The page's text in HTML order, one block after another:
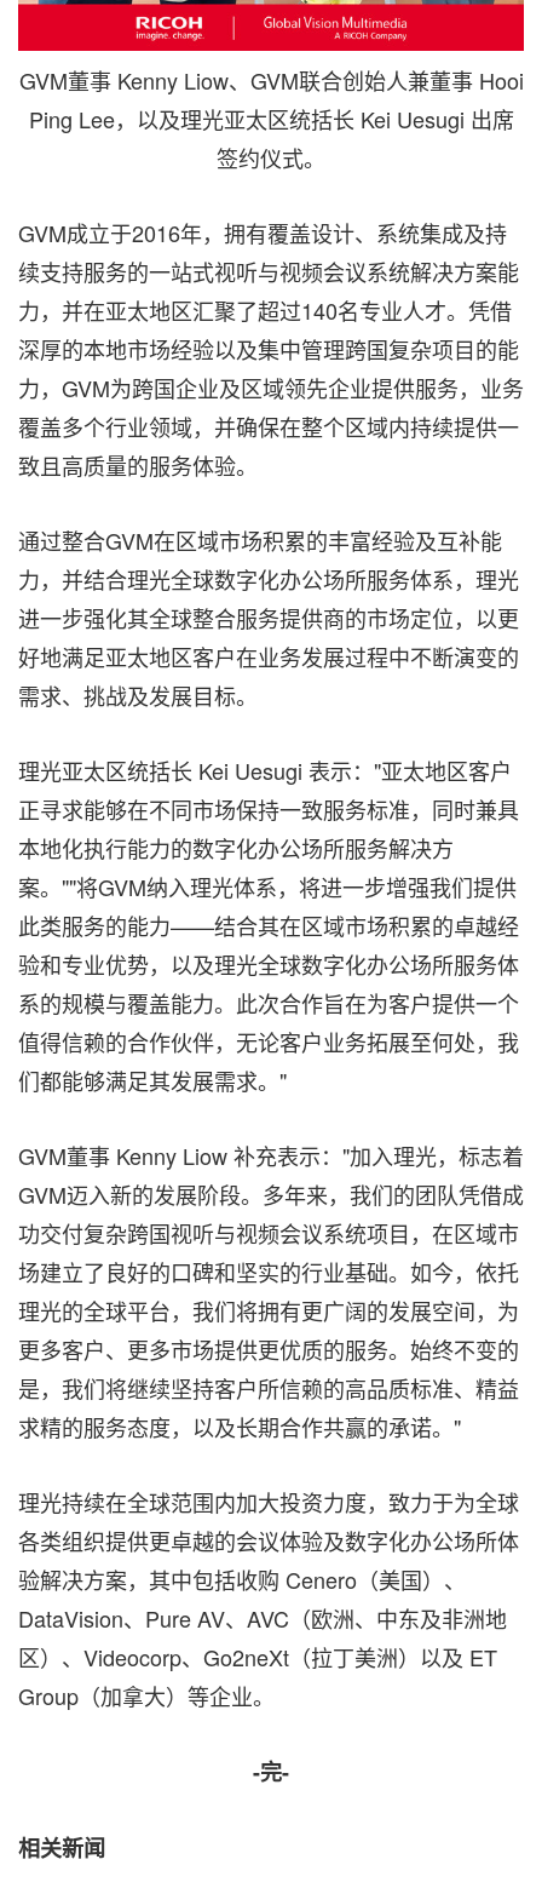
GVM董事 Kenny Liow、GVM联合创始人兼董事 Hooi
Ping Lee，以及理光亚太区统括长 Kei Uesugi 出席
签约仪式。
GVM成立于2016年，拥有覆盖设计、系统集成及持
续支持服务的一站式视听与视频会议系统解决方案能
力，并在亚太地区汇聚了超过140名专业人才。凭借
深厚的本地市场经验以及集中管理跨国复杂项目的能
力，GVM为跨国企业及区域领先企业提供服务，业务
覆盖多个行业领域，并确保在整个区域内持续提供一
致且高质量的服务体验。
通过整合GVM在区域市场积累的丰富经验及互补能
力，并结合理光全球数字化办公场所服务体系，理光
进一步强化其全球整合服务提供商的市场定位，以更
好地满足亚太地区客户在业务发展过程中不断演变的
需求、挑战及发展目标。
理光亚太区统括长 Kei Uesugi 表示："亚太地区客户
正寻求能够在不同市场保持一致服务标准，同时兼具
本地化执行能力的数字化办公场所服务解决方
案。""将GVM纳入理光体系，将进一步增强我们提供
此类服务的能力——结合其在区域市场积累的卓越经
验和专业优势，以及理光全球数字化办公场所服务体
系的规模与覆盖能力。此次合作旨在为客户提供一个
值得信赖的合作伙伴，无论客户业务拓展至何处，我
们都能够满足其发展需求。"
GVM董事 Kenny Liow 补充表示："加入理光，标志着
GVM迈入新的发展阶段。多年来，我们的团队凭借成
功交付复杂跨国视听与视频会议系统项目，在区域市
场建立了良好的口碑和坚实的行业基础。如今，依托
理光的全球平台，我们将拥有更广阔的发展空间，为
更多客户、更多市场提供更优质的服务。始终不变的
是，我们将继续坚持客户所信赖的高品质标准、精益
求精的服务态度，以及长期合作共赢的承诺。"
理光持续在全球范围内加大投资力度，致力于为全球
各类组织提供更卓越的会议体验及数字化办公场所体
验解决方案，其中包括收购 Cenero（美国）、
DataVision、Pure AV、AVC（欧洲、中东及非洲地
区）、Videocorp、Go2neXt（拉丁美洲）以及 ET
Group（加拿大）等企业。
-完-
相关新闻